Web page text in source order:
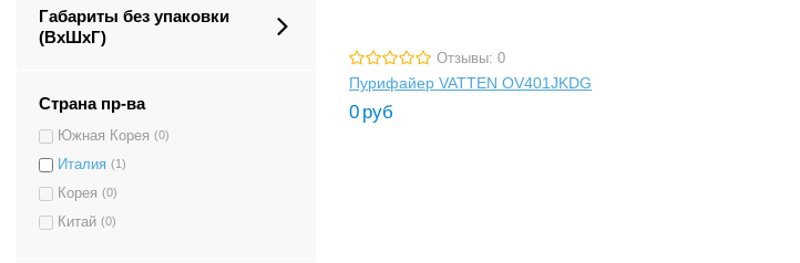
Габариты без упаковки
(ВxШxГ)
Страна пр-ва
Южная Корея (0)
Италия (1)
Корея (0)
Китай (0)
Отзывы: 0
Пурифайер VATTEN OV401JKDG
0 руб